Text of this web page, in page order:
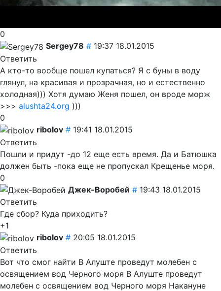
0
Sergey78 # 19:37 18.01.2015
Ответить
А кто-то вообще пошел купаться? Я с буны в воду
глянул, на красивая и прозрачная, но и естественно
холодная))) Хотя думаю Женя пошел, он вроде морж
>>> alushta24.org )))
0
ribolov # 19:41 18.01.2015
Ответить
Пошли и придут -до 12 еще есть время. Да и Батюшка
должен быть -пока еще не пропускал Крещенье моря.
0
Джек-Воробей # 19:43 18.01.2015
Ответить
Где сбор? Куда приходить?
+1
ribolov # 20:05 18.01.2015
Ответить
Вот что смог найти В Алуште проведут молебен с
освящением вод Черного моря В Алуште проведут
молебен с освящением вод Черного моря Накануне